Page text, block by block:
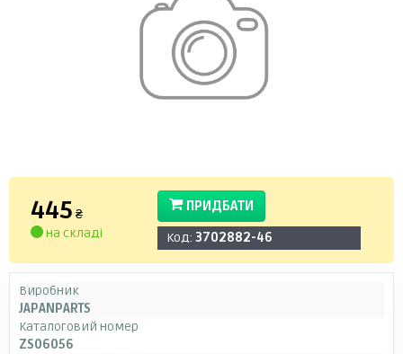
445 ₴
на складі
ПРИДБАТИ
Код: 3702882-46
Виробник
JAPANPARTS
Каталоговий номер
ZS06056